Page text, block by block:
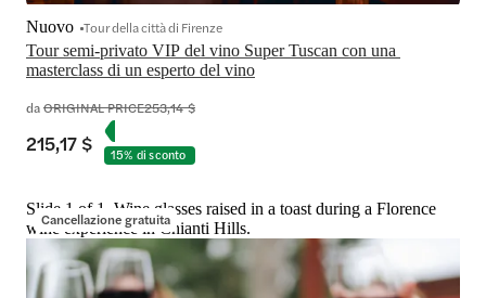
Tour semi-privato VIP del vino Super Tuscan con una
masterclass di un esperto del vino
Nuovo Tour della città di Firenze
daORIGINAL PRICE253,14 $
215,17 $ 15% di sconto
Cancellazione gratuita
Slide 1 of 1, Wine glasses raised in a toast during a Florence
wine experience in Chianti Hills.